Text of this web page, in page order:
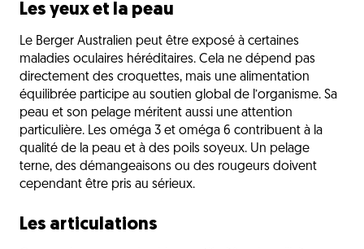
Les yeux et la peau
Le Berger Australien peut être exposé à certaines
maladies oculaires héréditaires. Cela ne dépend pas
directement des croquettes, mais une alimentation
équilibrée participe au soutien global de l’organisme. Sa
peau et son pelage méritent aussi une attention
particulière. Les oméga 3 et oméga 6 contribuent à la
qualité de la peau et à des poils soyeux. Un pelage
terne, des démangeaisons ou des rougeurs doivent
cependant être pris au sérieux.
Les articulations